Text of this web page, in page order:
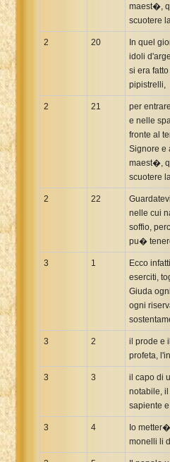
maest�,
scuotere
2 20
In quel
idoli
si era
pipistrelli,
2 21
per
e nelle
fronte al
Signore e
maest�,
scuotere
2 22
nelle cui
soffio,
pu�
3 1
Ecco
eserciti,
Giuda
ogni
3 2
il prode e
profeta,
3 3
il capo di
notabile,
sapiente
3 4
Io
monelli li